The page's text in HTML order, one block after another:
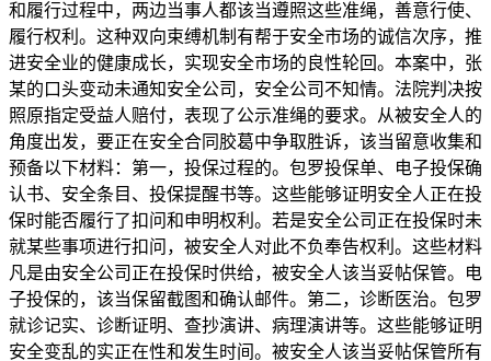
和履行过程中，两边当事人都该当遵照这些准绳，善意行使、
履行权利。这种双向束缚机制有帮于安全市场的诚信次序，推
进安全业的健康成长，实现安全市场的良性轮回。本案中，张
某的口头变动未通知安全公司，安全公司不知情。法院判决按
照原指定受益人赔付，表现了公示准绳的要求。从被安全人的
角度出发，要正在安全合同胶葛中争取胜诉，该当留意收集和
预备以下材料：第一，投保过程的。包罗投保单、电子投保确
认书、安全条目、投保提醒书等。这些能够证明安全人正在投
保时能否履行了扣问和申明权利。若是安全公司正在投保时未
就某些事项进行扣问，被安全人对此不负奉告权利。这些材料
凡是由安全公司正在投保时供给，被安全人该当妥帖保管。电
子投保的，该当保留截图和确认邮件。第二，诊断医治。包罗
就诊记实、诊断证明、查抄演讲、病理演讲等。这些能够证明
安全变乱的实正在性和发生时间。被安全人该当妥帖保管所有